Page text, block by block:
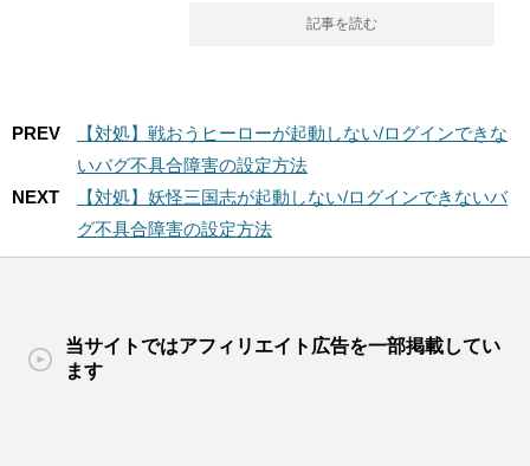
記事を読む
PREV
【対処】戦おうヒーローが起動しない/ログインできな
いバグ不具合障害の設定方法
NEXT
【対処】妖怪三国志が起動しない/ログインできないバ
グ不具合障害の設定方法
当サイトではアフィリエイト広告を一部掲載してい
ます